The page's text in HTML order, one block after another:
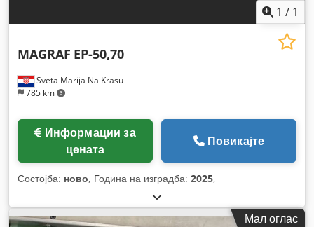
1 / 1
Sveta Marija Na Krasu
785 km
MAGRAF EP-50,70
цената
Повикајте
Состојба: ново, Година на изградба: 2025,
Мал оглас